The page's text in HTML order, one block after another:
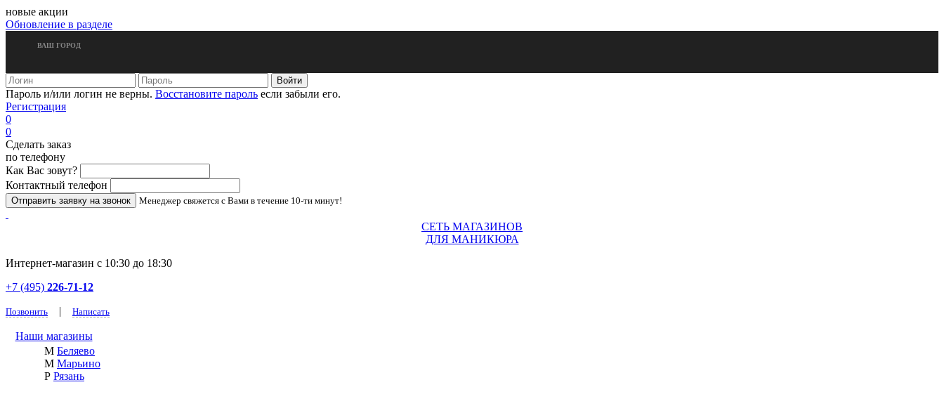
новые акции
Обновление в разделе
ВАШ ГОРОД
Пароль и/или логин не верны. Восстановите пароль если забыли его.
Регистрация
0
0
Сделать заказ
по телефону
Как Вас зовут?
Контактный телефон
Менеджер свяжется с Вами в течение 10-ти минут!
СЕТЬ МАГАЗИНОВ
ДЛЯ МАНИКЮРА
Интернет-магазин с 10:30 до 18:30
+7 (495) 226-71-12
Позвонить | Написать
Наши магазины
М Беляево
М Марьино
Р Рязань